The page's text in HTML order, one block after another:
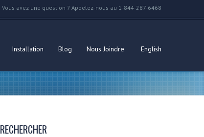
Vous avez une question ? Appelez-nous au 1-844-287-6468
Installation Blog Nous Joindre English
RECHERCHER